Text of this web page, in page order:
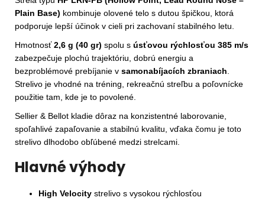
Plain Base) kombinuje olovené telo s dutou špičkou, ktorá
podporuje lepší účinok v cieli pri zachovaní stabilného letu.
Hmotnosť2,6 g (40 gr) spolu s úsťovou rýchlosťou 385 m/s
zabezpečuje plochú trajektóriu, dobrú energiu a
bezproblémové prebíjanie v samonabíjacích zbraniach
Strelivo je vhodné na tréning, rekreačnú streľbu a poľovnícke
použitie tam, kde je to povolené.
Sellier & Bellot kladie dôraz na konzistentné laborovanie,
spoľahlivé zapaľovanie a stabilnú kvalitu, vďaka čomu je toto
strelivo dlhodobo obľúbené medzi strelcami.
Hlavné výhody
High Velocity strelivo s vysokou rýchlosťou